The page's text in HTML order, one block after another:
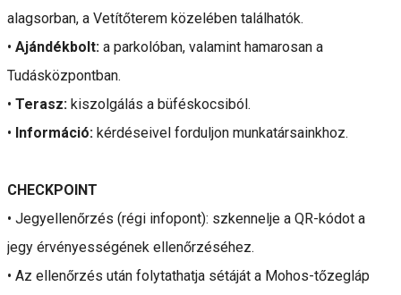
alagsorban, a Vetítőterem közelében találhatók.
• Ajándékbolt: a parkolóban, valamint hamarosan a
Tudásközpontban.
• Terasz: kiszolgálás a büféskocsiból.
• Információ: kérdéseivel forduljon munkatársainkhoz.
CHECKPOINT
• Jegyellenőrzés (régi infopont): szkennelje a QR-kódot a
jegy érvényességének ellenőrzéséhez.
• Az ellenőrzés után folytathatja sétáját a Mohos-tőzegláp